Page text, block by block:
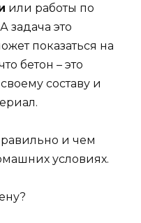
или работы по
задача это
показаться на
бетон – это
составу и
и чем
условиях.